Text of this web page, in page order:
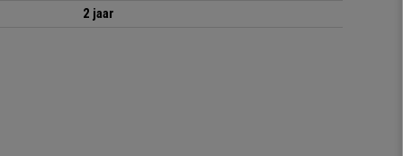
2 jaar